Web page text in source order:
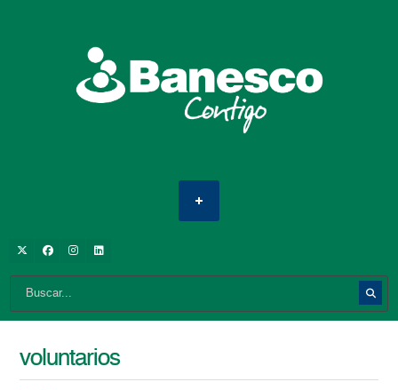
voluntarios